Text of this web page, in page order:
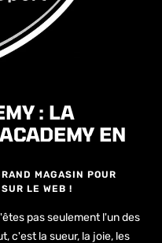
: LA
EN
MAGASIN POUR
LE WEB !
pas seulement l'un des
c'est la sueur, la joie, les